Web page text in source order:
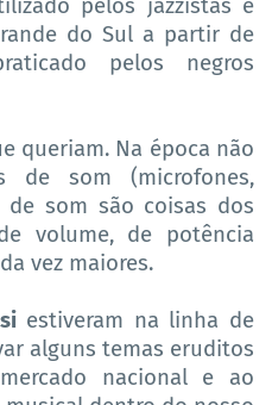
pelos jazzistas e
do Sul a partir de
pelos negros
queriam. Na época não
de som (microfones,
de som são coisas dos
volume, de potência
vez maiores.
estiveram na linha de
alguns temas eruditos
nacional e ao